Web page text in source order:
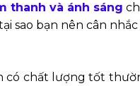
thanh và ánh sáng
sao bạn nên cân nhắc
có chất lượng tốt